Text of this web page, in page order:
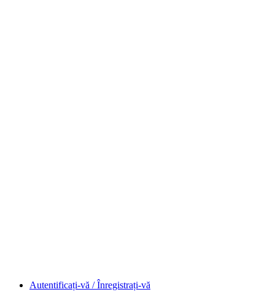
Autentificați-vă / Înregistrați-vă